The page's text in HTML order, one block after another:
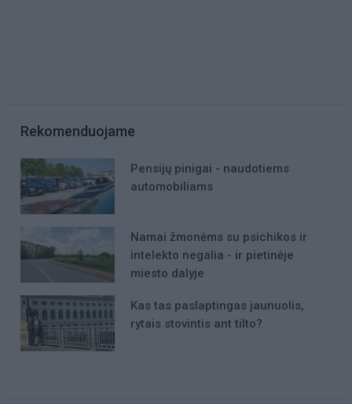
Rekomenduojame
Pensijų pinigai - naudotiems
automobiliams
Namai žmonėms su psichikos ir
intelekto negalia - ir pietinėje
miesto dalyje
Kas tas paslaptingas jaunuolis,
rytais stovintis ant tilto?